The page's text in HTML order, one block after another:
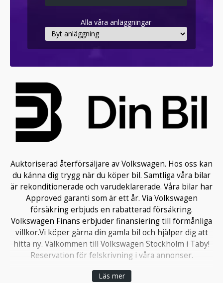
Alla våra anläggningar
Auktoriserad återförsäljare av Volkswagen. Hos oss kan
du känna dig trygg när du köper bil. Samtliga våra bilar
är rekonditionerade och varudeklarerade. Våra bilar har
Approved garanti som är ett år. Via Volkswagen
försäkring erbjuds en rabatterad försäkring.
Volkswagen Finans erbjuder finansiering till förmånliga
villkor.Vi köper gärna din gamla bil och hjälper dig att
hitta ny. Välkommen till Volkswagen Stockholm i Täby!
Reservation för felskrivning i våra annonser.
Läs mer